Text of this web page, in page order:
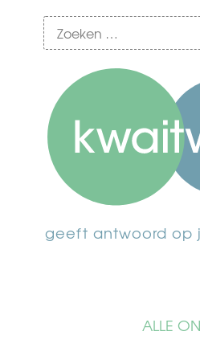
geeft antwoord op
ALLE